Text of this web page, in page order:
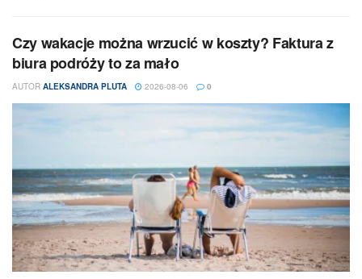
Czy wakacje można wrzucić w koszty? Faktura z
biura podróży to za mało
AUTOR ALEKSANDRA PLUTA 2026-08-06 0